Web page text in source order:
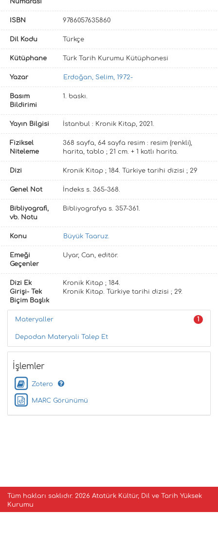
ISBN 9786057635860
Dil Kodu Türkçe
Kütüphane Türk Tarih Kurumu Kütüphanesi
Yazar Erdoğan, Selim, 1972-
Basım
Bildirimi
1. baskı.
Yayın Bilgisi İstanbul : Kronik Kitap, 2021.
Fiziksel
Niteleme
368 sayfa, 64 sayfa resim : resim (renkli),
harita, tablo ; 21 cm. + 1 katlı harita.
Dizi Kronik Kitap ; 184. Türkiye tarihi dizisi ; 29
Genel Not İndeks s. 365-368.
Bibliyografi,
vb. Notu
Bibliyografya s. 357-361.
Konu Büyük Taaruz.
Emeği
Geçenler
Uyar, Can, editör.
Dizi Ek
Girişi- Tek
Biçim Başlık
Kronik Kitap ; 184.
Kronik Kitap. Türkiye tarihi dizisi ; 29.
1
Materyaller
Depodan Materyali Talep Et
İşlemler
Zotero
MARC Görünümü
Tüm hakları saklıdır. 2026 Atatürk Kültür, Dil ve Tarih Yüksek
Kurumu